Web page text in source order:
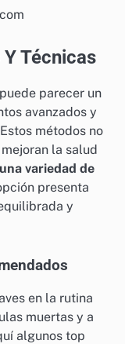
Técnicas
parecer un
avanzados y
métodos no
la salud
variedad de
presenta
y
en la rutina
muertas y a
algunos top